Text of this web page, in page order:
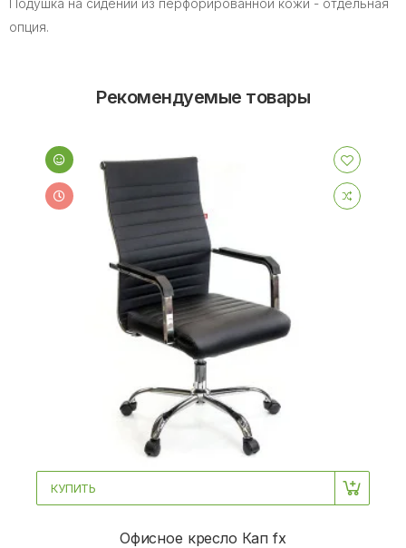
Подушка на сидении из перфорированной кожи - отдельная
опция.
Рекомендуемые товары
КУПИТЬ
Офисное кресло Кап fx